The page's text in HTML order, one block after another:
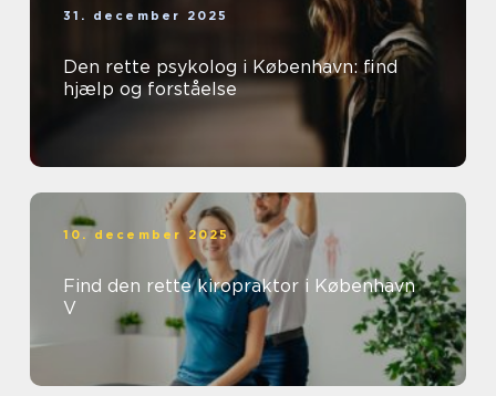
31. december 2025
Den rette psykolog i København: find
hjælp og forståelse
10. december 2025
Find den rette kiropraktor i København
V